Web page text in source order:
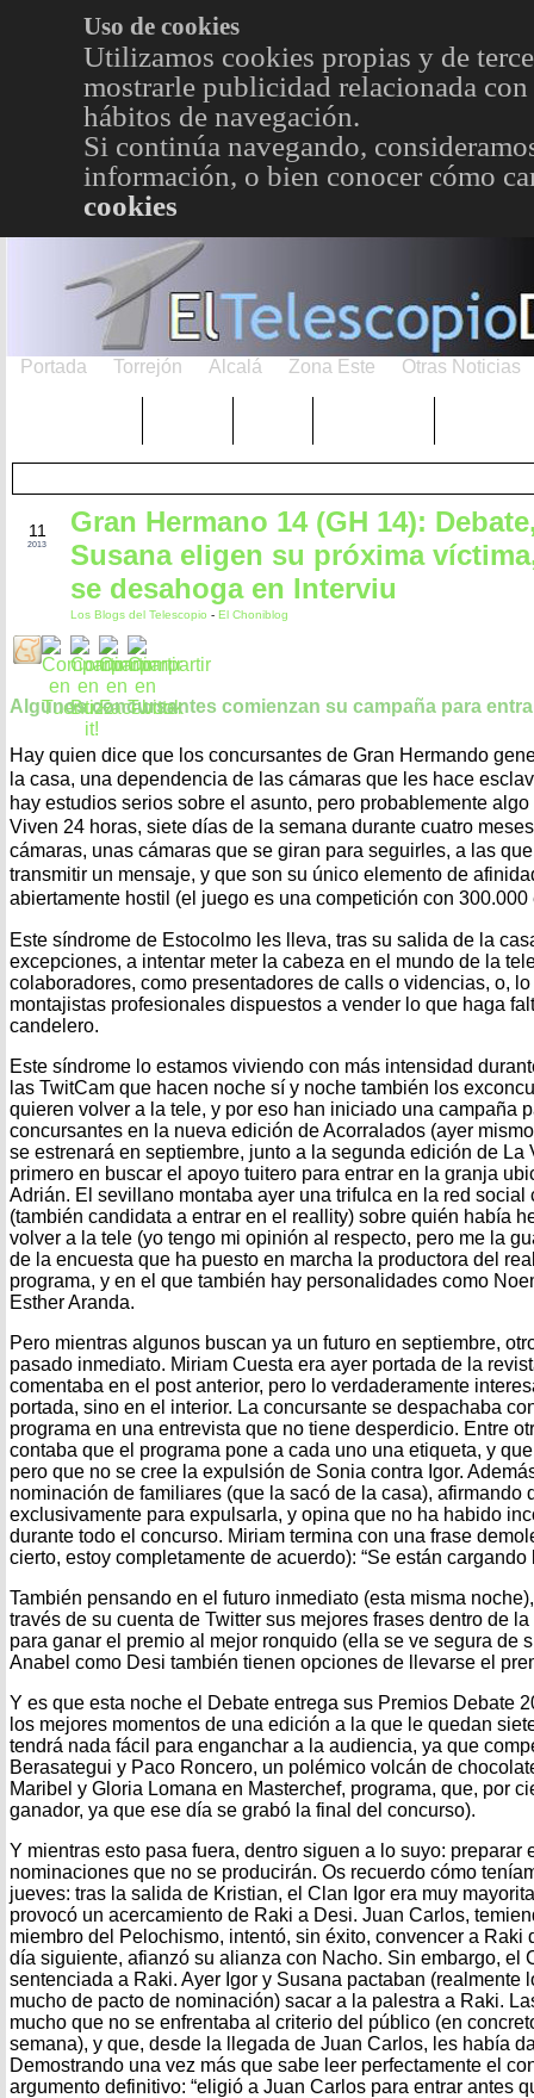
Uso de cookies
Utilizamos cookies propias y de
mostrarle publicidad relacionada
hábitos de navegación.
Si continúa navegando,
información, o bien conocer cómo
cookies
Portada Torrejón Alcalá Zona Este Otras Noticias
11
2013
Gran Hermano 14 (GH 14):
Susana eligen su próxima
se desahoga en Interviu
Los Blogs del Telescopio - El Choniblog
Algunos concursantes comienzan su campaña para
Hay quien dice que los concursantes de Gran Hermando
la casa, una dependencia de las cámaras que les hace
hay estudios serios sobre el asunto, pero probablemente
Viven 24 horas, siete días de la semana durante cuatro
cámaras, unas cámaras que se giran para seguirles, a las
transmitir un mensaje, y que son su único elemento de
abiertamente hostil (el juego es una competición con 300.000
Este síndrome de Estocolmo les lleva, tras su salida de la
excepciones, a intentar meter la cabeza en el mundo de la
colaboradores, como presentadores de calls o videncias, o,
montajistas profesionales dispuestos a vender lo que haga
candelero.
Este síndrome lo estamos viviendo con más intensidad
las TwitCam que hacen noche sí y noche también los
quieren volver a la tele, y por eso han iniciado una campaña
concursantes en la nueva edición de Acorralados (ayer
se estrenará en septiembre, junto a la segunda edición de La
primero en buscar el apoyo tuitero para entrar en la granja
Adrián. El sevillano montaba ayer una trifulca en la red social
(también candidata a entrar en el reallity) sobre quién había
volver a la tele (yo tengo mi opinión al respecto, pero me la
de la encuesta que ha puesto en marcha la productora del
programa, y en el que también hay personalidades como
Esther Aranda.
Pero mientras algunos buscan ya un futuro en septiembre,
pasado inmediato. Miriam Cuesta era ayer portada de la
comentaba en el post anterior, pero lo verdaderamente
portada, sino en el interior. La concursante se despachaba
programa en una entrevista que no tiene desperdicio. Entre
contaba que el programa pone a cada uno una etiqueta, y
pero que no se cree la expulsión de Sonia contra Igor.
nominación de familiares (que la sacó de la casa), afirmando
exclusivamente para expulsarla, y opina que no ha habido
durante todo el concurso. Miriam termina con una frase
cierto, estoy completamente de acuerdo): “Se están
También pensando en el futuro inmediato (esta misma
través de su cuenta de Twitter sus mejores frases dentro de
para ganar el premio al mejor ronquido (ella se ve segura de
Anabel como Desi también tienen opciones de llevarse el
Y es que esta noche el Debate entrega sus Premios Debate
los mejores momentos de una edición a la que le quedan
tendrá nada fácil para enganchar a la audiencia, ya que
Berasategui y Paco Roncero, un polémico volcán de
Maribel y Gloria Lomana en Masterchef, programa, que, por
ganador, ya que ese día se grabó la final del concurso).
Y mientras esto pasa fuera, dentro siguen a lo suyo: preparar
nominaciones que no se producirán. Os recuerdo cómo
jueves: tras la salida de Kristian, el Clan Igor era muy
provocó un acercamiento de Raki a Desi. Juan Carlos,
miembro del Pelochismo, intentó, sin éxito, convencer a Raki
día siguiente, afianzó su alianza con Nacho. Sin embargo, el
sentenciada a Raki. Ayer Igor y Susana pactaban (realmente
mucho de pacto de nominación) sacar a la palestra a Raki.
mucho que no se enfrentaba al criterio del público (en
semana), y que, desde la llegada de Juan Carlos, les había
Demostrando una vez más que sabe leer perfectamente el
argumento definitivo: “eligió a Juan Carlos para entrar antes